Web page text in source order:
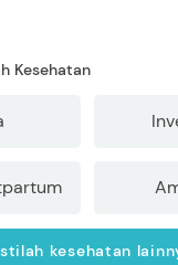
Kesehatan
kesehatan